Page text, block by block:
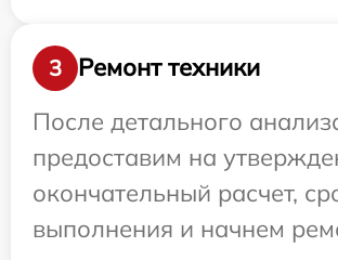
3
Ремонт техники
После детального
предоставим на
окончательный расчет,
выполнения и начнем